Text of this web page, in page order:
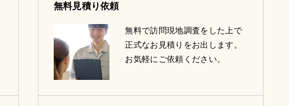
無料見積り依頼
無料で訪問現地調査をした上で
正式なお見積りをお出します。
お気軽にご依頼ください。